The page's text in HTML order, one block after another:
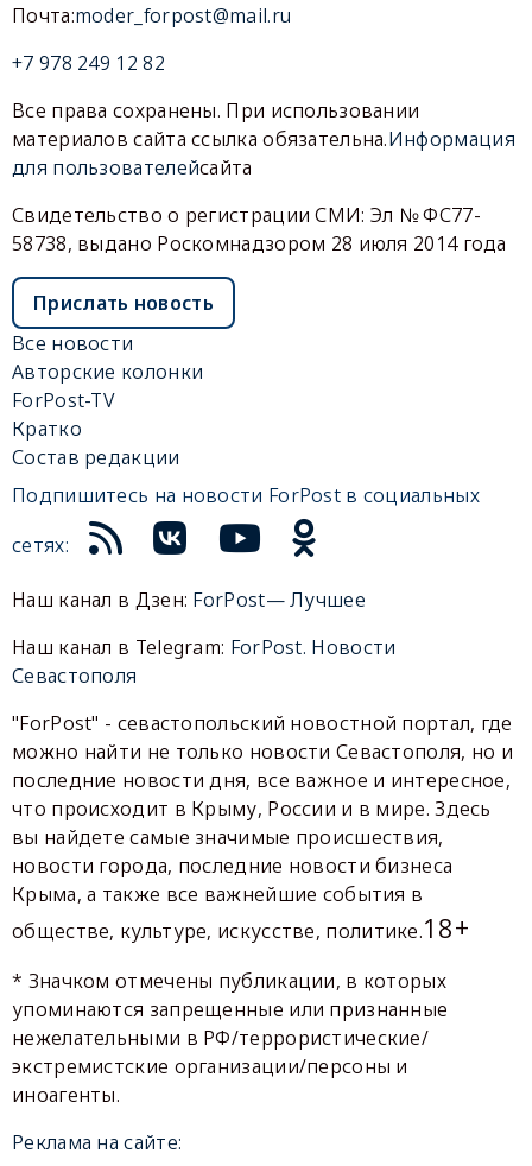
Почта:moder_forpost@mail.ru
+7 978 249 12 82
Все права сохранены. При использовании
материалов сайта ссылка обязательна.Информация
для пользователейсайта
Свидетельство о регистрации СМИ: Эл № ФС77-
58738, выдано Роскомнадзором 28 июля 2014 года
Прислать новость
Все новости
Авторские колонки
ForPost-TV
Кратко
Состав редакции
Подпишитесь на новости ForPost в социальных
сетях:
Наш канал в Дзен: ForPost— Лучшее
Наш канал в Telegram: ForPost. Новости
Севастополя
"ForPost" - севастопольский новостной портал, где
можно найти не только новости Севастополя, но и
последние новости дня, все важное и интересное,
что происходит в Крыму, России и в мире. Здесь
вы найдете самые значимые происшествия,
новости города, последние новости бизнеса
Крыма, а также все важнейшие события в
обществе, культуре, искусстве, политике.18+
* Значком отмечены публикации, в которых
упоминаются запрещенные или признанные
нежелательными в РФ/террористические/
экстремистские организации/персоны и
иноагенты.
Реклама на сайте: